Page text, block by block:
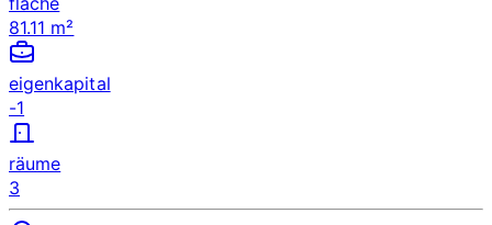
81.11 m²
eigenkapital
-1
räume
3